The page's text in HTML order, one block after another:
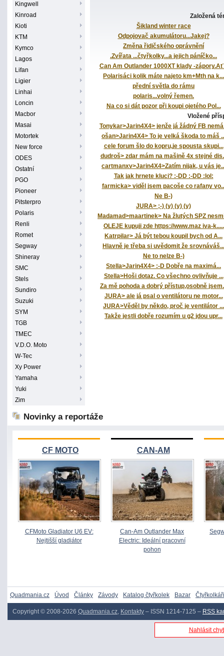
Kingwell
Kinroad
Kioti
KTM
Kymco
Lagos
Lifan
Ligier
Linhai
Loncin
Macbor
Masai
Motortek
New force
ODES
Ostatní
PGO
Pioneer
Pitsterpro
Polaris
Renli
Romet
Segway
Shineray
SMC
Stels
Sundiro
Suzuki
SYM
TGB
TMEC
V.D.O. Moto
W-Tec
Xy Power
Yamaha
Yuki
Zim
Založená
Šikland winter race
Odpojovač akumulátoru...Jakej?
Změna řidičského oprávnění
.Zvířata ...čtyřkolky...a jejich páníčko...
Can Am Outlander 1000XT klady -
Polarisáci kolik máte najeto km+Mth na k...
přední světla do rámu
polaris...volný řemen.
Na co si dát pozor při koupi ojetého Pol...
Vložené
Tonykar>Jarin4X4> jenže já žádný FB
ošan>Jarin4X4> To je velká škoda to máš
cele forum šlo do kopru,je spousta skupi...
dudroš> zdar mám na mašině 4x stejné
cartmanxv>Jarin4X4>Zatím nijak, u vás
Tak jak hrnete kluci? :-DD :-DD :lol:
farmicka> viděl jsem pacoše co rafany
Ne B-)
JURA> ;-) (y) (y) (y)
Madamad>maartinek> Na žlutých SPZ
OLEJE kupuji zde https://www.maz iva-k.....
Katrpilar> Já být tebou koupil bych od A...
Hlavně je třeba si uvědomit že srovnáváš...
Ne to nelze B-)
Stella>Jarin4X4> :-D Dobře na maximá...
Stella>Hoši dotaz. Co všechno ovlivňuje ...
Za mě pohoda a dobrý přístup,osobně
JURA> ale já psal o ventilátoru ne motor...
JURA>Věděl by někdo, proč je ventilátor ...
Takže jestli dobře rozumím u g2 jdou upr...
Novinky a reportáže
CF MOTO
CFMoto Gladiator U6 EV:
Nejtišší gladiátor
CAN-AM
Can-Am Outlander Max
Electric: Ideální pracovní
pohon
Quadmania.cz Úvod Články Závody Katalog čtyřkolek Bazar Čtyřkolkáři
Copyright © 2008-2026 Quadmania.cz, Kontakty – ISSN 1214-7125 – RSS
Nahlásit